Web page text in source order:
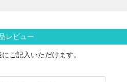
レビュー
にご記入いただけます。